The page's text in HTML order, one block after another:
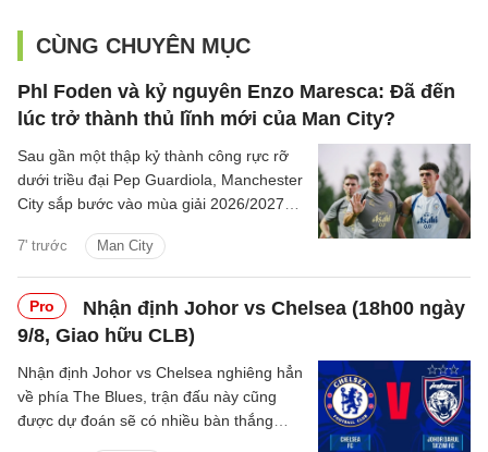
CÙNG CHUYÊN MỤC
Phl Foden và kỷ nguyên Enzo Maresca: Đã đến
lúc trở thành thủ lĩnh mới của Man City?
7' trước Man City
Sau gần một thập kỷ thành công rực rỡ
dưới triều đại Pep Guardiola, Manchester
City sắp bước vào mùa giải 2026/2027
trên băng ghế chỉ đạo.
Pro
Nhận định Johor vs Chelsea (18h00 ngày
9/8, Giao hữu CLB)
Nhận định Johor vs Chelsea nghiêng hẳn
về phía The Blues, trận đấu này cũng
được dự đoán sẽ có nhiều bàn thắng